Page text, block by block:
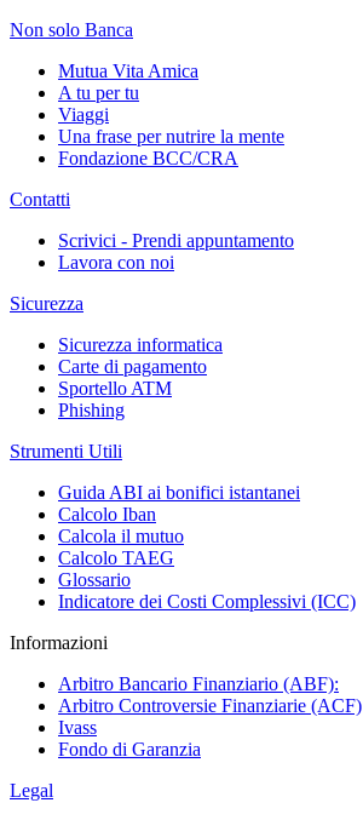
Non solo Banca
Mutua Vita Amica
A tu per tu
Viaggi
Una frase per nutrire la mente
Fondazione BCC/CRA
Contatti
Scrivici - Prendi appuntamento
Lavora con noi
Sicurezza
Sicurezza informatica
Carte di pagamento
Sportello ATM
Phishing
Strumenti Utili
Guida ABI ai bonifici istantanei
Calcolo Iban
Calcola il mutuo
Calcolo TAEG
Glossario
Indicatore dei Costi Complessivi (ICC)
Informazioni
Arbitro Bancario Finanziario (ABF):
Arbitro Controversie Finanziarie (ACF)
Ivass
Fondo di Garanzia
Legal